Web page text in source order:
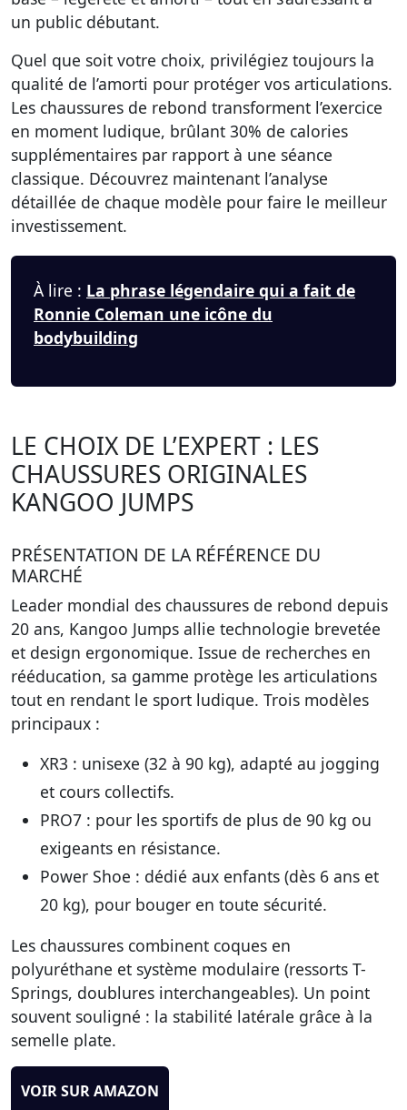
un public débutant.
Quel que soit votre choix, privilégiez toujours la
qualité de l’amorti pour protéger vos articulations.
Les chaussures de rebond transforment l’exercice
en moment ludique, brûlant 30% de calories
supplémentaires par rapport à une séance
classique. Découvrez maintenant l’analyse
détaillée de chaque modèle pour faire le meilleur
investissement.
À lire : La phrase légendaire qui a fait de
Ronnie Coleman une icône du
bodybuilding
LE CHOIX DE L’EXPERT : LES
CHAUSSURES ORIGINALES
KANGOO JUMPS
PRÉSENTATION DE LA RÉFÉRENCE DU
MARCHÉ
Leader mondial des chaussures de rebond depuis
20 ans, Kangoo Jumps allie technologie brevetée
et design ergonomique. Issue de recherches en
rééducation, sa gamme protège les articulations
tout en rendant le sport ludique. Trois modèles
principaux :
XR3 : unisexe (32 à 90 kg), adapté au jogging
et cours collectifs.
PRO7 : pour les sportifs de plus de 90 kg ou
exigeants en résistance.
Power Shoe : dédié aux enfants (dès 6 ans et
20 kg), pour bouger en toute sécurité.
Les chaussures combinent coques en
polyuréthane et système modulaire (ressorts T-
Springs, doublures interchangeables). Un point
souvent souligné : la stabilité latérale grâce à la
semelle plate.
VOIR SUR AMAZON